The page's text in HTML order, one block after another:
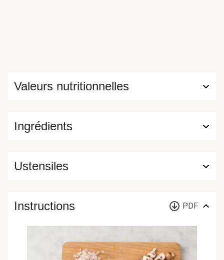
Ingrédients
Valeurs nutritionnelles
Ustensiles
Instructions PDF